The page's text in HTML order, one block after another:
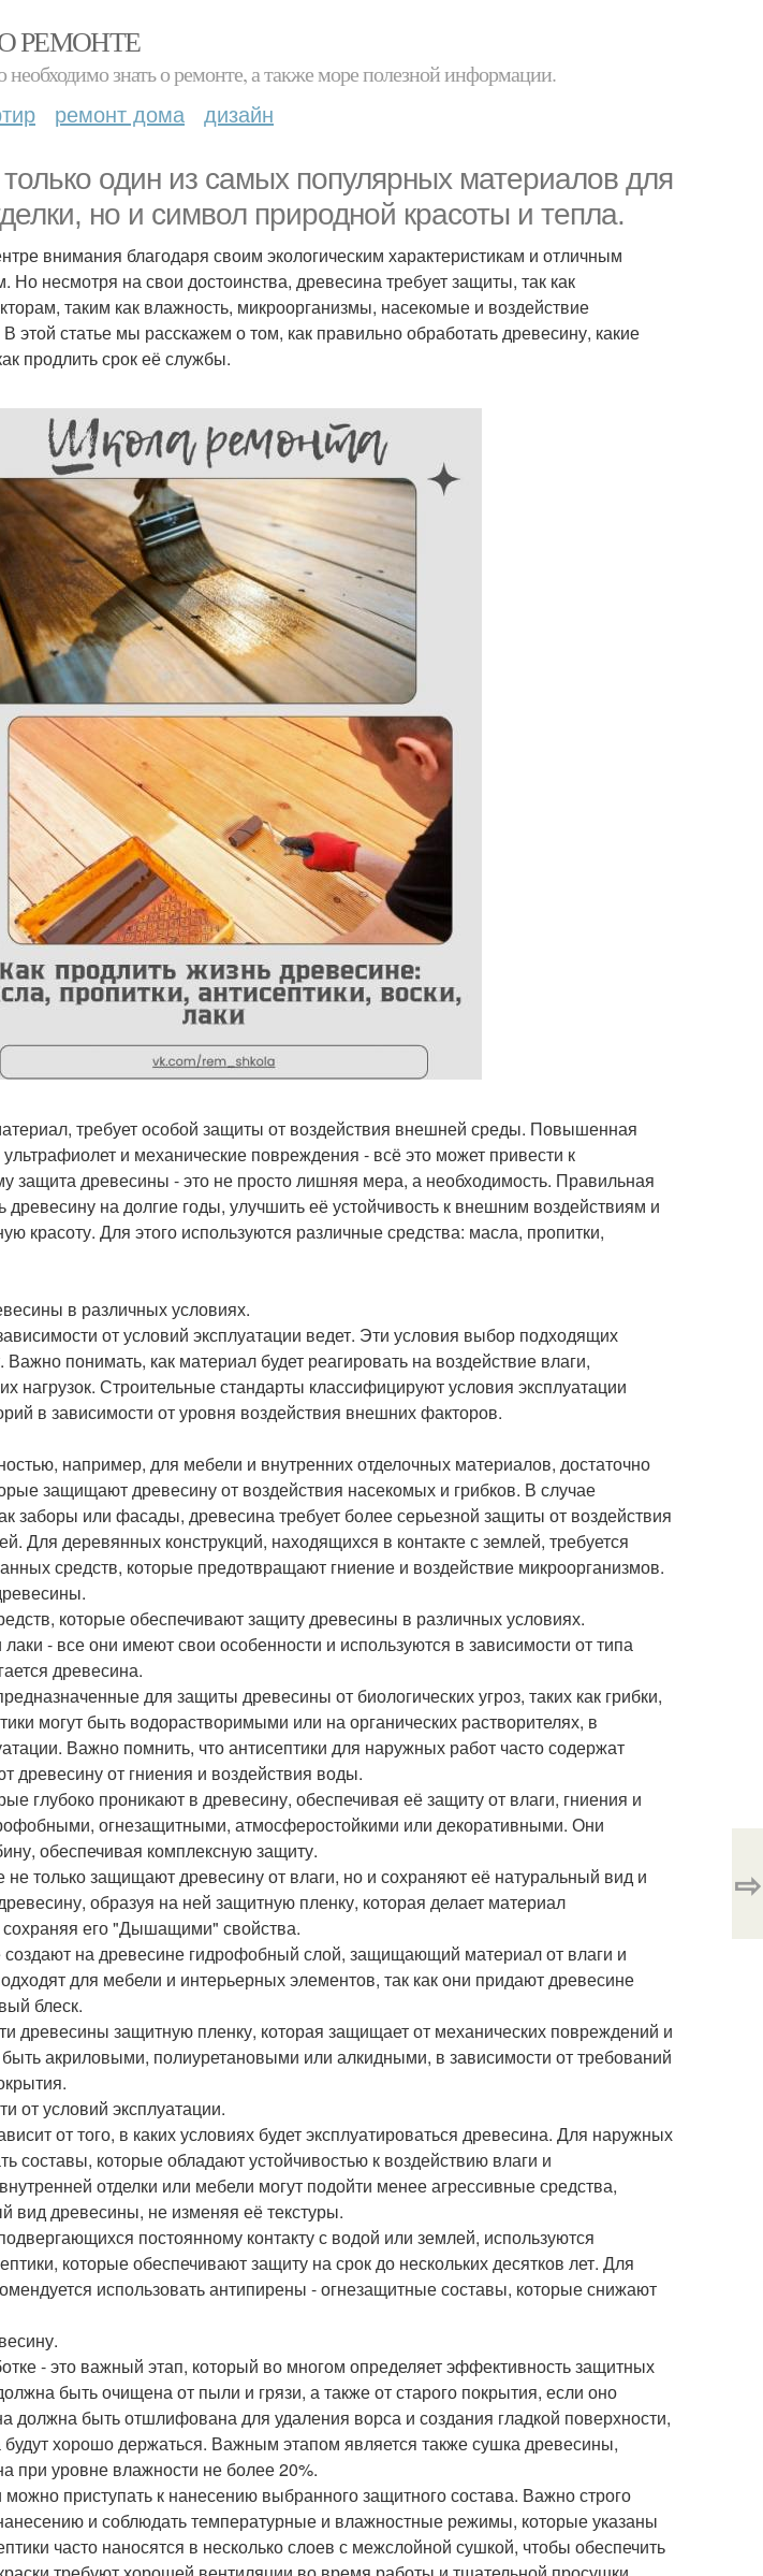
РЕМОНТЕ
необходимо знать о ремонте, а также море полезной информации.
ремонт дома дизайн
один из самых популярных материалов для
но и символ природной красоты и тепла.
внимания благодаря своим экологическим характеристикам и отличным
несмотря на свои достоинства, древесина требует защиты, так как
таким как влажность, микроорганизмы, насекомые и воздействие
этой статье мы расскажем о том, как правильно обработать древесину, какие
продлить срок её службы.
требует особой защиты от воздействия внешней среды. Повышенная
и механические повреждения - всё это может привести к
защита древесины - это не просто лишняя мера, а необходимость. Правильная
древесину на долгие годы, улучшить её устойчивость к внешним воздействиям и
красоту. Для этого используются различные средства: масла, пропитки,
в различных условиях.
от условий эксплуатации ведет. Эти условия выбор подходящих
понимать, как материал будет реагировать на воздействие влаги,
нагрузок. Строительные стандарты классифицируют условия эксплуатации
в зависимости от уровня воздействия внешних факторов.
например, для мебели и внутренних отделочных материалов, достаточно
защищают древесину от воздействия насекомых и грибков. В случае
заборы или фасады, древесина требует более серьезной защиты от воздействия
Для деревянных конструкций, находящихся в контакте с землей, требуется
средств, которые предотвращают гниение и воздействие микроорганизмов.
которые обеспечивают защиту древесины в различных условиях.
- все они имеют свои особенности и используются в зависимости от типа
древесина.
для защиты древесины от биологических угроз, таких как грибки,
могут быть водорастворимыми или на органических растворителях, в
Важно помнить, что антисептики для наружных работ часто содержат
от гниения и воздействия воды.
глубоко проникают в древесину, обеспечивая её защиту от влаги, гниения и
огнезащитными, атмосферостойкими или декоративными. Они
обеспечивая комплексную защиту.
не только защищают древесину от влаги, но и сохраняют её натуральный вид и
образуя на ней защитную пленку, которая делает материал
его "Дышащими" свойства.
создают на древесине гидрофобный слой, защищающий материал от влаги и
для мебели и интерьерных элементов, так как они придают древесине
блеск.
древесины защитную пленку, которая защищает от механических повреждений и
быть акриловыми, полиуретановыми или алкидными, в зависимости от требований
от условий эксплуатации.
от того, в каких условиях будет эксплуатироваться древесина. Для наружных
составы, которые обладают устойчивостью к воздействию влаги и
отделки или мебели могут подойти менее агрессивные средства,
вид древесины, не изменяя её текстуры.
постоянному контакту с водой или землей, используются
которые обеспечивают защиту на срок до нескольких десятков лет. Для
использовать антипирены - огнезащитные составы, которые снижают
- это важный этап, который во многом определяет эффективность защитных
быть очищена от пыли и грязи, а также от старого покрытия, если оно
должна быть отшлифована для удаления ворса и создания гладкой поверхности,
хорошо держаться. Важным этапом является также сушка древесины,
при уровне влажности не более 20%.
приступать к нанесению выбранного защитного состава. Важно строго
и соблюдать температурные и влажностные режимы, которые указаны
часто наносятся в несколько слоев с межслойной сушкой, чтобы обеспечить
⇨